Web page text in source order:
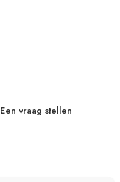
Een vraag stellen